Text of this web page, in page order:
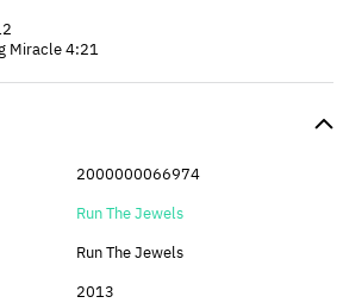
Miracle 4:21
2000000066974
Run The Jewels
Run The Jewels
2013